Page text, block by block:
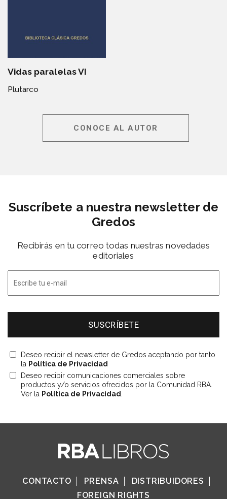
Vidas paralelas VI
Plutarco
CONOCE AL AUTOR
Suscríbete a nuestra newsletter de
Gredos
Recibirás en tu correo todas nuestras novedades
editoriales
Deseo recibir el newsletter de Gredos aceptando por tanto
la Política de Privacidad
Deseo recibir comunicaciones comerciales sobre
productos y/o servicios ofrecidos por la Comunidad RBA.
Ver la Política de Privacidad.
CONTACTO PRENSA
DISTRIBUIDORES
FOREIGN RIGHTS